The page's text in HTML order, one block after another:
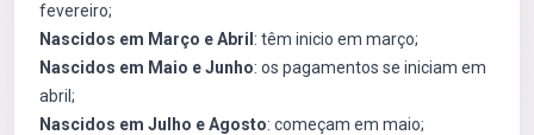
fevereiro;
Nascidos em Março e Abril : têm inicio em março;
Nascidos em Maio e Junho: os pagamentos se iniciam em
abril;
Nascidos em Julho e Agosto: começam em maio;